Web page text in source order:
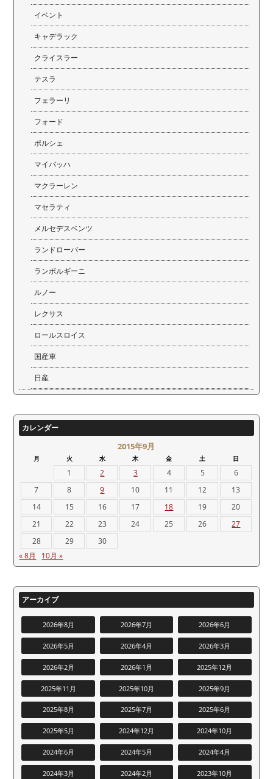
イベント
キャデラック
クライスラー
テスラ
フェラーリ
フォード
ポルシェ
マイバッハ
マクラーレン
マセラティ
メルセデスベンツ
ランドローバー
ランボルギーニ
ルノー
レクサス
ロールスロイス
国産車
日産
カレンダー
2015年9月
月 火 水 木 金 土 日
1 2 3 4 5
6
7
8 9 10 11 12
13
14
15 16 17 18 19
20
21
22 23 24 25 26
27
28
29
30
« 8月
10月 »
アーカイブ
2026年8月 2026年7月 2026年6月
2026年5月 2026年4月 2026年3月
2026年2月 2026年1月 2025年12月
2025年11月 2025年10月 2025年9月
2025年8月 2025年7月 2025年6月
2025年5月 2024年12月 2024年10月
2024年6月 2024年5月 2024年4月
2024年3月 2024年2月 2023年10月